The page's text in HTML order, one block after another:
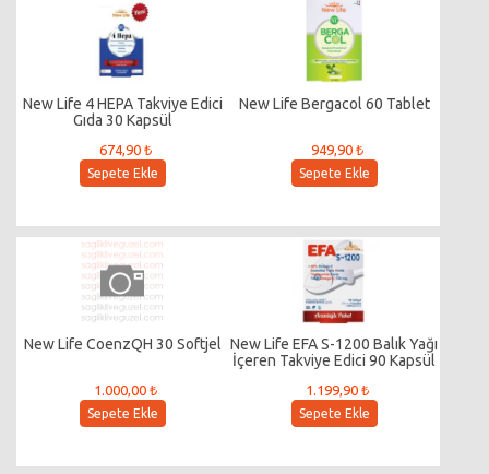
New Life 4 HEPA Takviye Edici
Gıda 30 Kapsül
674,90 ₺
Sepete Ekle
New Life Bergacol 60 Tablet
949,90 ₺
Sepete Ekle
New Life CoenzQH 30 Softjel
1.000,00 ₺
Sepete Ekle
New Life EFA S-1200 Balık Yağı
İçeren Takviye Edici 90 Kapsül
1.199,90 ₺
Sepete Ekle